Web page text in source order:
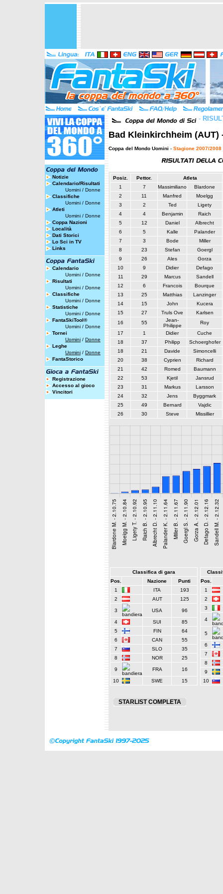
Notizie
Calendario/Risultati
Uomini / Donne
Classifiche
Uomini / Donne
Atleti
Uomini / Donne
Coppa Nazioni
Località
Dati Storici
Lo Sci in TV
Links
Calendario
Uomini / Donne
Risultati
Uomini / Donne
Classifiche
Uomini / Donne
Statistiche
Uomini / Donne
FantaSkiTool®
Uomini / Donne
Tornei
Uomini / Donne
Leghe
Uomini / Donne
FantaStorico
Registrazione
Accesso al gioco
Vincitori
-
Bad Kleinkirchheim (AUT)
Coppa del Mondo Uomini - Stagione 2007/2008
Posiz. Pettor.
Atleta
1
7 Massimiliano
Blardone
2
11 Manfred
Moelgg
3
2 Ted
Ligety
4
4 Benjamin
Raich
5
12 Daniel
Albrecht
6
5 Kalle
Palander
7
3 Bode
Miller
8
23 Stefan
Goergl
9
26 Ales
Gorza
10
9 Didier
Defago
11
29 Marcus
Sandell
12
6 Francois
Bourque
13
25 Matthias
Lanzinger
14
15 John
Kucera
15
27 Truls Ove
Karlsen
16
55
Jean-
Philippe
Roy
17
1 Didier
Cuche
18
37 Philipp
Schoerghofer
18
21 Davide
Simoncelli
20
38 Cyprien
Richard
21
42 Romed
Baumann
22
53 Kjetil
Jansrud
23
31 Markus
Larsson
24
32 Jens
Byggmark
25
49 Bernard
Vajdic
26
30 Steve Missillier
Classifica di gara
Pos.
Nazione
Punti
1
ITA
193
2
AUT 125
3 USA 96
4 SUI
85
5
FIN
64
6
CAN
55
7
SLO
35
8
NOR 25
9 FRA 16
10 SWE 15
Pos.
1
2
3
4
5
6
7
8
9
10
STARLIST COMPLETA